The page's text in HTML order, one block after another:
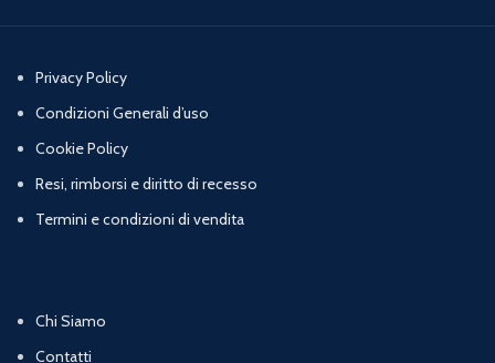
Privacy Policy
Condizioni Generali d’uso
Cookie Policy
Resi, rimborsi e diritto di recesso
Termini e condizioni di vendita
Chi Siamo
Contatti